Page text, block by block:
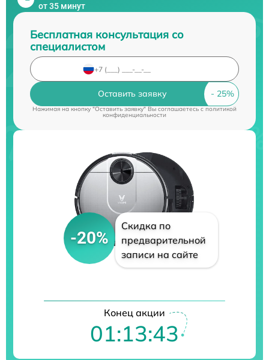
от 35 минут
Бесплатная консультация со
специалистом
Оставить заявку
Нажимая на кнопку "Оставить заявку" Вы соглашаетесь cполитикой
конфиденциальности
-20%
Скидка по
предварительной
записи на сайте
Конец акции
01:13:43